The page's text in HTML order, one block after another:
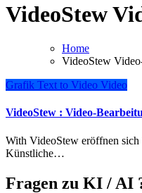
VideoStew
Home
VideoStew
Grafik Text to Video Video
VideoStew : Video-
With VideoStew eröffnen sich für dich ganz neue Möglichkeiten in der Video-Bearbeitung. Dieses innovative Tool nutzt moderne
Künstliche…
Fragen zu KI / AI